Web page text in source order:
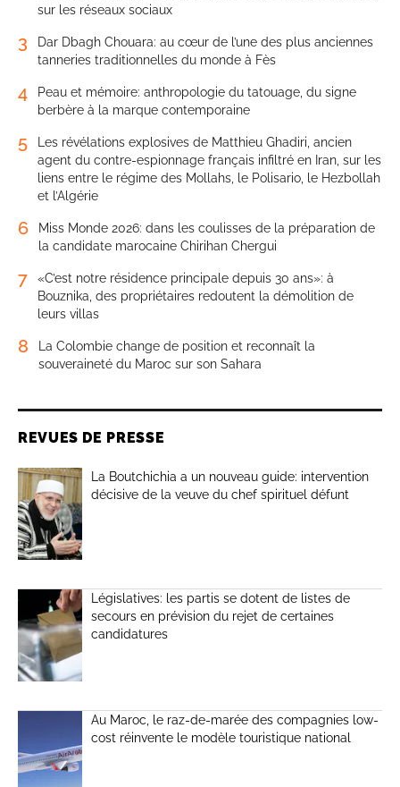
sur les réseaux sociaux
3
Dar Dbagh Chouara: au cœur de l’une des plus anciennes
tanneries traditionnelles du monde à Fès
4
Peau et mémoire: anthropologie du tatouage, du signe
berbère à la marque contemporaine
5
Les révélations explosives de Matthieu Ghadiri, ancien
agent du contre-espionnage français infiltré en Iran, sur les
liens entre le régime des Mollahs, le Polisario, le Hezbollah
et l’Algérie
6
Miss Monde 2026: dans les coulisses de la préparation de
la candidate marocaine Chirihan Chergui
7
«C’est notre résidence principale depuis 30 ans»: à
Bouznika, des propriétaires redoutent la démolition de
leurs villas
8
La Colombie change de position et reconnaît la
souveraineté du Maroc sur son Sahara
REVUES DE PRESSE
La Boutchichia a un nouveau guide: intervention
décisive de la veuve du chef spirituel défunt
Législatives: les partis se dotent de listes de
secours en prévision du rejet de certaines
candidatures
Au Maroc, le raz-de-marée des compagnies low-
cost réinvente le modèle touristique national